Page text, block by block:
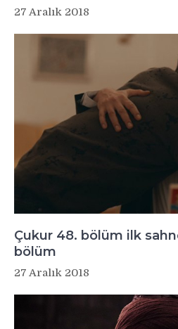
27 Aralık 2018
Çukur 48. bölüm ilk
bölüm
27 Aralık 2018